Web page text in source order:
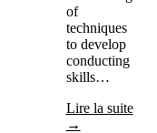
of
techniques
to develop
conducting
skills…
Lire la suite
→